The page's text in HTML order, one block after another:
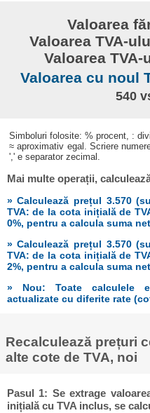
Valoarea
Valoarea TVA-
Valoarea TVA-
Valoarea cu noul
540
Simboluri folosite: % procent, :
≈ aproximativ egal. Scriere
',' e separator zecimal.
Mai multe operații,
» Calculează prețul 3.570
TVA: de la cota inițială de
0%, pentru a calcula suma
» Calculează prețul 3.570
TVA: de la cota inițială de
2%, pentru a calcula suma
» Nou: Toate calculele
actualizate cu diferite rate
Recalculează prețuri
alte cote de TVA, noi
Pasul 1: Se extrage
inițială cu TVA inclus, se